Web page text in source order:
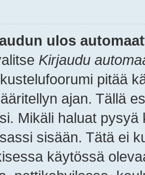
ulos
Kirjaudu
pitää
ajan. Tällä
Mikäli haluat
sisään. Tätä ei
käytössä